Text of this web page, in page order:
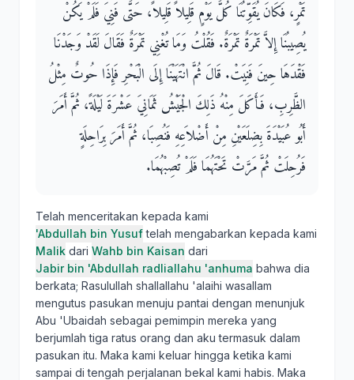
تَمْرٍ، فَكَانَ يُقَوِّتُنَا كُلَّ يَوْمٍ قَلِيلاً قَلِيلاً، حَتَّى فَنِيَ فَلَمْ يَكُنْ
يُصِيبُنَا إِلاَّ تَمْرَةٌ تَمْرَةٌ‏.‏ فَقُلْتُ وَمَا تُغْنِي تَمْرَةٌ فَقَالَ لَقَدْ وَجَدْنَا
فَقْدَهَا حِينَ فَنِيَتْ‏.‏ قَالَ ثُمَّ انْتَهَيْنَا إِلَى الْبَحْرِ فَإِذَا حُوتٌ مِثْلُ
الظَّرِبِ، فَأَكَلَ مِنْهُ ذَلِكَ الْجَيْشُ ثَمَانِيَ عَشْرَةَ لَيْلَةً، ثُمَّ أَمَرَ
أَبُو عُبَيْدَةَ بِضِلَعَيْنِ مِنْ أَضْلاَعِهِ فَنُصِبَا، ثُمَّ أَمَرَ بِرَاحِلَةٍ
فَرُحِلَتْ ثُمَّ مَرَّتْ تَحْتَهُمَا فَلَمْ تُصِبْهُمَا‏.‏
Telah menceritakan kepada kami
'Abdullah bin Yusuftelah mengabarkan kepada kami
Malik dari Wahb bin Kaisan dari
Jabir bin 'Abdullah radliallahu 'anhuma bahwa dia
berkata; Rasulullah shallallahu 'alaihi wasallam
mengutus pasukan menuju pantai dengan menunjuk
Abu 'Ubaidah sebagai pemimpin mereka yang
berjumlah tiga ratus orang dan aku termasuk dalam
pasukan itu. Maka kami keluar hingga ketika kami
sampai di tengah perjalanan bekal kami habis. Maka